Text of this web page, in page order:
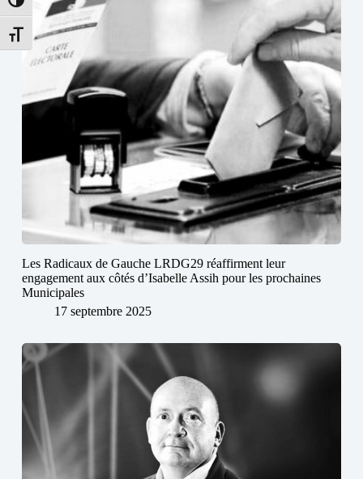
Passer en contraste élevé
Changer la taille de la police
Les Radicaux de Gauche LRDG29 réaffirment leur
engagement aux côtés d’Isabelle Assih pour les prochaines
Municipales
17 septembre 2025